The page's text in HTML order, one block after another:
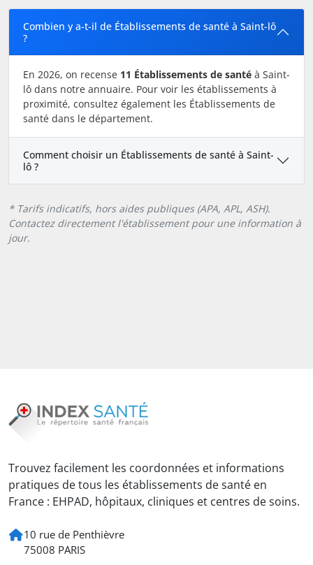
Combien y a-t-il de Établissements de santé à Saint-lô
?
En 2026, on recense 11 Établissements de santé à Saint-
lô dans notre annuaire. Pour voir les établissements à
proximité, consultez également les Établissements de
santé dans le département.
Comment choisir un Établissements de santé à Saint-
lô ?
* Tarifs indicatifs, hors aides publiques (APA, APL, ASH).
Contactez directement l'établissement pour une information à
jour.
Trouvez facilement les coordonnées et informations
pratiques de tous les établissements de santé en
France : EHPAD, hôpitaux, cliniques et centres de soins.
10 rue de Penthièvre
75008 PARIS